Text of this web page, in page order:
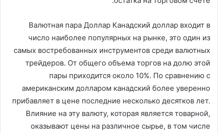
Валютная пара Доллар Канадский доллар входит в
число наиболее популярных на рынке, это один из
самых востребованных инструментов среди валютных
трейдеров. От общего объема торгов на долю этой
пары приходится около 10%. По сравнению с
американским долларом канадский более уверенно
прибавляет в цене последние несколько десятков лет.
Влияние на эту валюту, которая является товарной,
оказывают цены на различное сырье, в том числе